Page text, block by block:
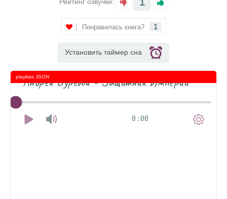
Рейтинг озвучки:
Понравилась книга? 1
Установить таймер сна
Андрей Буревой - Защитник Империи
0:00
playlists JSON